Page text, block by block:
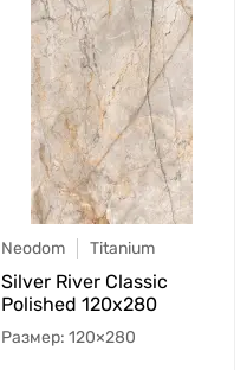
Neodom Titanium
Silver River Classic
Polished 120x280
120×280